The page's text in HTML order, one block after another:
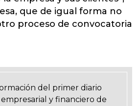
que de igual forma no
proceso de convocatoria
del primer diario
y financiero de